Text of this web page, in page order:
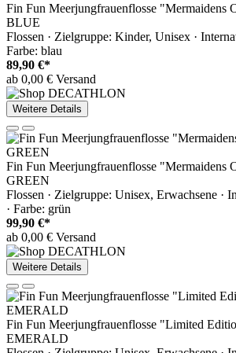
Fin Fun Meerjungfrauenflosse "Mermaidens
BLUE
Flossen · Zielgruppe: Kinder, Unisex ·
Farbe: blau
89,90 €*
ab 0,00 € Versand
Weitere Details
Fin Fun Meerjungfrauenflosse "Mermaidens
GREEN
Flossen · Zielgruppe: Unisex, Erwachsene ·
· Farbe: grün
99,90 €*
ab 0,00 € Versand
Weitere Details
Fin Fun Meerjungfrauenflosse "Limited
EMERALD